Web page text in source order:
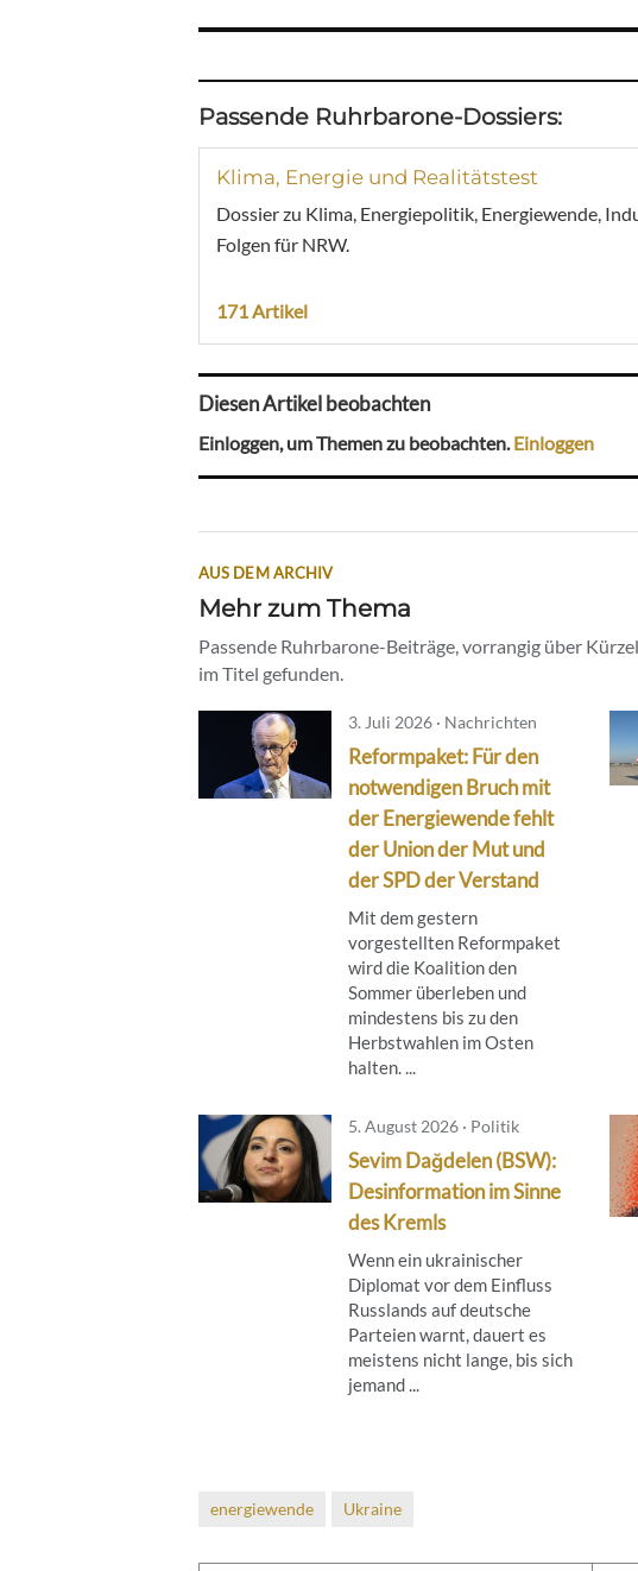
Passende Ruhrbarone-Dossiers:
Klima, Energie und Realitätstest
Dossier zu Klima, Energiepolitik, Energiewende,
Folgen für NRW.
171 Artikel
Diesen Artikel beobachten
Einloggen, um Themen zu beobachten.Einloggen
AUS DEM ARCHIV
Mehr zum Thema
Passende Ruhrbarone-Beiträge, vorrangig über
im Titel gefunden.
3. Juli 2026 · Nachrichten
Reformpaket: Für den
notwendigen Bruch mit
der Energiewende fehlt
der Union der Mut und
der SPD der Verstand
Mit dem gestern
vorgestellten Reformpaket
wird die Koalition den
Sommer überleben und
mindestens bis zu den
Herbstwahlen im Osten
halten. ...
5. August 2026 · Politik
Sevim Dağdelen (BSW):
Desinformation im Sinne
des Kremls
Wenn ein ukrainischer
Diplomat vor dem Einfluss
Russlands auf deutsche
Parteien warnt, dauert es
meistens nicht lange, bis sich
jemand ...
energiewende Ukraine